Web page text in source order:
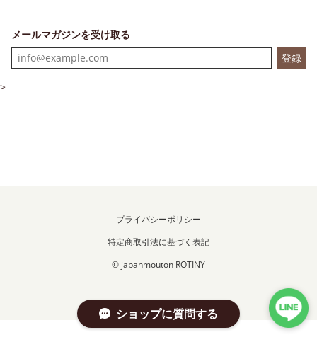
メールマガジンを受け取る
登録
>
プライバシーポリシー
特定商取引法に基づく表記
© japanmouton ROTINY
ショップに質問する